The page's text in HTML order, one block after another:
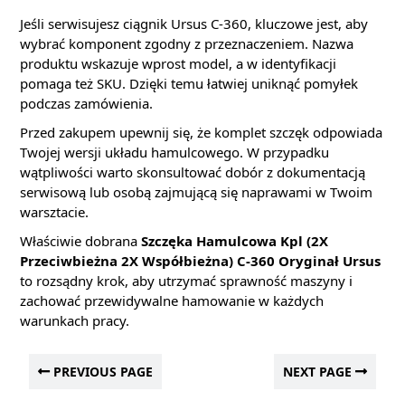
Jeśli serwisujesz ciągnik Ursus C-360, kluczowe jest, aby
wybrać komponent zgodny z przeznaczeniem. Nazwa
produktu wskazuje wprost model, a w identyfikacji
pomaga też SKU. Dzięki temu łatwiej uniknąć pomyłek
podczas zamówienia.
Przed zakupem upewnij się, że komplet szczęk odpowiada
Twojej wersji układu hamulcowego. W przypadku
wątpliwości warto skonsultować dobór z dokumentacją
serwisową lub osobą zajmującą się naprawami w Twoim
warsztacie.
Właściwie dobrana Szczęka Hamulcowa Kpl (2X
Przeciwbieżna 2X Współbieżna) C-360 Oryginał Ursus
to rozsądny krok, aby utrzymać sprawność maszyny i
zachować przewidywalne hamowanie w każdych
warunkach pracy.
PREVIOUS PAGE NEXT PAGE